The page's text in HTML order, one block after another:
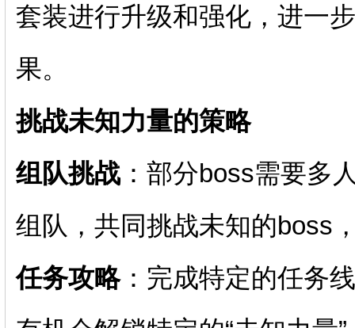
套装进行升级和强化，进一
果。
挑战未知力量的策略
组队挑战：部分boss需要多
组队，共同挑战未知的boss
任务攻略：完成特定的任务